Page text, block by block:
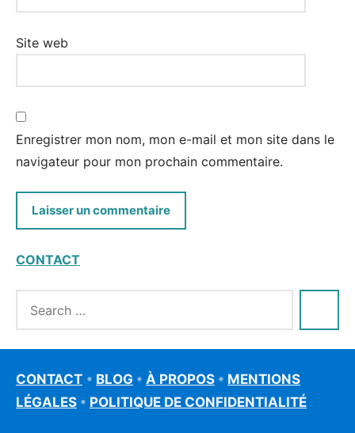
Site web
Enregistrer mon nom, mon e-mail et mon site dans le
navigateur pour mon prochain commentaire.
CONTACT
CONTACT • BLOG • À PROPOS • MENTIONS
LÉGALES • POLITIQUE DE CONFIDENTIALITÉ